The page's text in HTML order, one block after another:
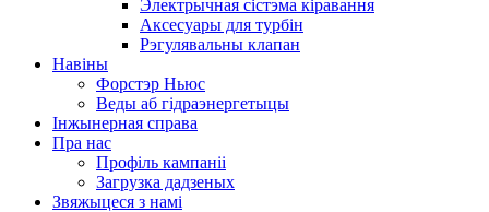
Электрычная сістэма кіравання
Аксесуары для турбін
Рэгулявальны клапан
Навіны
Форстэр Ньюс
Веды аб гідраэнергетыцы
Інжынерная справа
Пра нас
Профіль кампаніі
Загрузка дадзеных
Звяжыцеся з намі